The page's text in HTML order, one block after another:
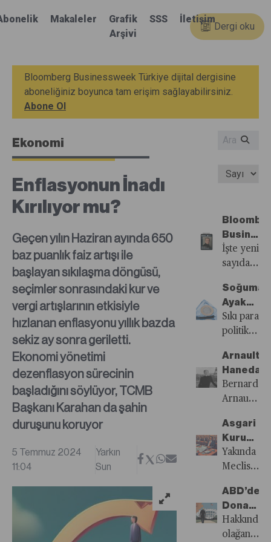
Makaleler
Grafik
Arşivi
SSS İletişim
Dergi oku
Bloomberg Businessweek Türkiye dijital dergisine
aboneliğiniz boyunca tam erişim sağlayabilirsiniz.
Abone Ol
Ekonomi
Enflasyonun İnadı
Kırılıyor mu?
Geçen yılın Haziran ayında 650
baz puanlık faiz artışı ile
başlayan sıkılaşma döngüsü,
seçimler sonrasındaki kur ve
vergi artışlarının etkisiyle
hızlanan enflasyonu yıllık bazda
sekiz ay sonra geriletti.
Ekonomi yönetimi
dezenflasyon sürecinin
başladığını söylüyor, TCMB
Başkanı Karahan da şahin
duruşunu koruyor
5 Temmuz 2024
11:04
Yarkın
Sun
37.
Yayında!
İşte yeni
sayıdan
çıkanlar...
Ayak
Sesleri
Gelmeye
Sıkı para
kontrol
altına
almada
ne
kadar
etkili
olacağı
son
aylarda
açıklanan
veriler
Arnault
Bernard
Arnault’un
LVMH,
dünyanın
önde
gelen
lüks
çoğunu
satın
Asgari
Kurumlar
Vergisi
Ciroyu
mi?
Yakında
Meclis’e
beklenen
vergi
paketinde
öngörülen
ABD’de
Donald
Trump
Hakkında
olağanüstü